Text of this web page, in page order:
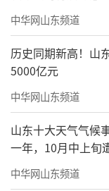
流连忘返。
二、行程
运河钞
塔景区→运河
教育基地→魏
三、最佳
中华网山东频道
历史同期新高！山
5000亿元
中华网山东频道
山东十大天气气候
一年，10月中上旬
中华网山东频道